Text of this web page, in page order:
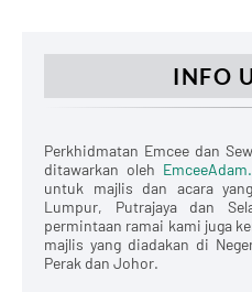
INFO
Perkhidmatan Emcee dan
ditawarkan oleh
untuk majlis dan acara
Lumpur, Putrajaya dan
permintaan ramai kami juga
majlis yang diadakan di
Perak dan Johor.
Penafian Terma &
Designed with